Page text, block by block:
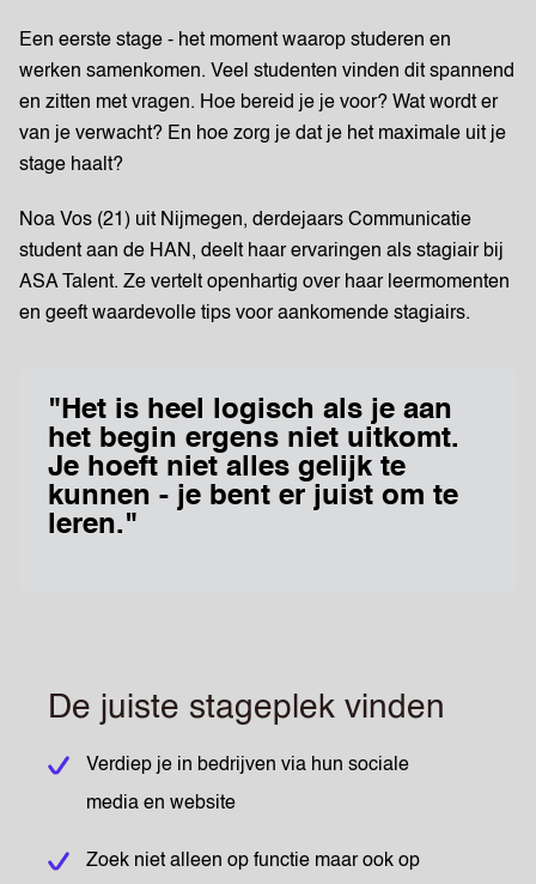
Een eerste stage - het moment waarop studeren en
werken samenkomen. Veel studenten vinden dit spannend
en zitten met vragen. Hoe bereid je je voor? Wat wordt er
van je verwacht? En hoe zorg je dat je het maximale uit je
stage haalt?
Noa Vos (21) uit Nijmegen, derdejaars Communicatie
student aan de HAN, deelt haar ervaringen als stagiair bij
ASA Talent. Ze vertelt openhartig over haar leermomenten
en geeft waardevolle tips voor aankomende stagiairs.
"Het is heel logisch als je aan
het begin ergens niet uitkomt.
Je hoeft niet alles gelijk te
kunnen - je bent er juist om te
leren."
De juiste stageplek vinden
Verdiep je in bedrijven via hun sociale
media en website
Zoek niet alleen op functie maar ook op